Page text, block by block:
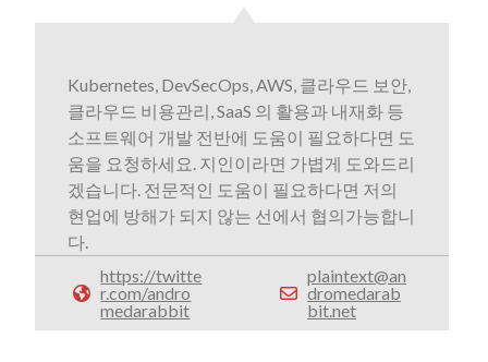
Kubernetes, DevSecOps, AWS, 클라우드 보안,
클라우드 비용관리, SaaS 의 활용과 내재화 등
소프트웨어 개발 전반에 도움이 필요하다면 도
움을 요청하세요. 지인이라면 가볍게 도와드리
겠습니다. 전문적인 도움이 필요하다면 저의
현업에 방해가 되지 않는 선에서 협의가능합니
다.
https://twitte
r.com/andro
medarabbit
plaintext@an
dromedarab
bit.net